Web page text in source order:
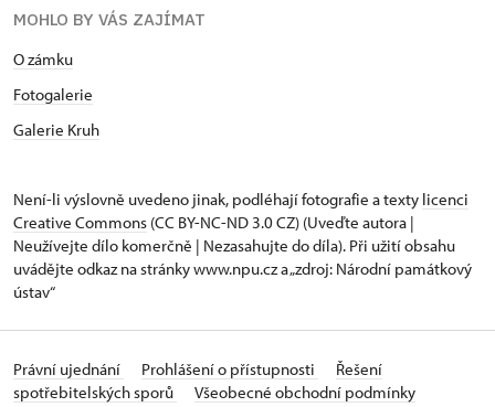
MOHLO BY VÁS ZAJÍMAT
O zámku
Fotogalerie
Galerie Kruh
Není-li výslovně uvedeno jinak, podléhají fotografie a texty licenci
Creative Commons (CC BY-NC-ND 3.0 CZ) (Uveďte autora |
Neužívejte dílo komerčně | Nezasahujte do díla). Při užití obsahu
uvádějte odkaz na stránky www.npu.cz a „zdroj: Národní památkový
ústav“
Právní ujednání Prohlášení o přístupnosti
Řešení
spotřebitelských sporů
Všeobecné obchodní podmínky